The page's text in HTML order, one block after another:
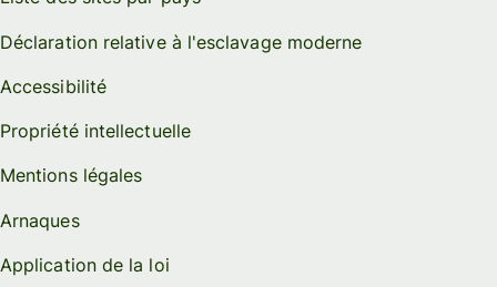
Déclaration relative à l'esclavage moderne
Accessibilité
Propriété intellectuelle
Mentions légales
Arnaques
Application de la loi